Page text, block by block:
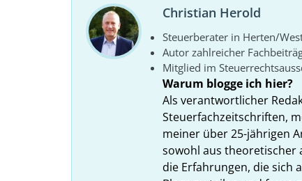
Christian Herold
Steuerberater in Herten/
Autor zahlreicher
Mitglied im
Warum blogge ich hier?
Als verantwortlicher
Steuerfachzeitschriften,
meiner über 25-jährigen
sowohl aus theoretischer
die Erfahrungen, die sich